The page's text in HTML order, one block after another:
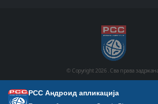
© Copyright2026 . Сва права
Почетна Историја Фото галерија
РСС Андроид апликација